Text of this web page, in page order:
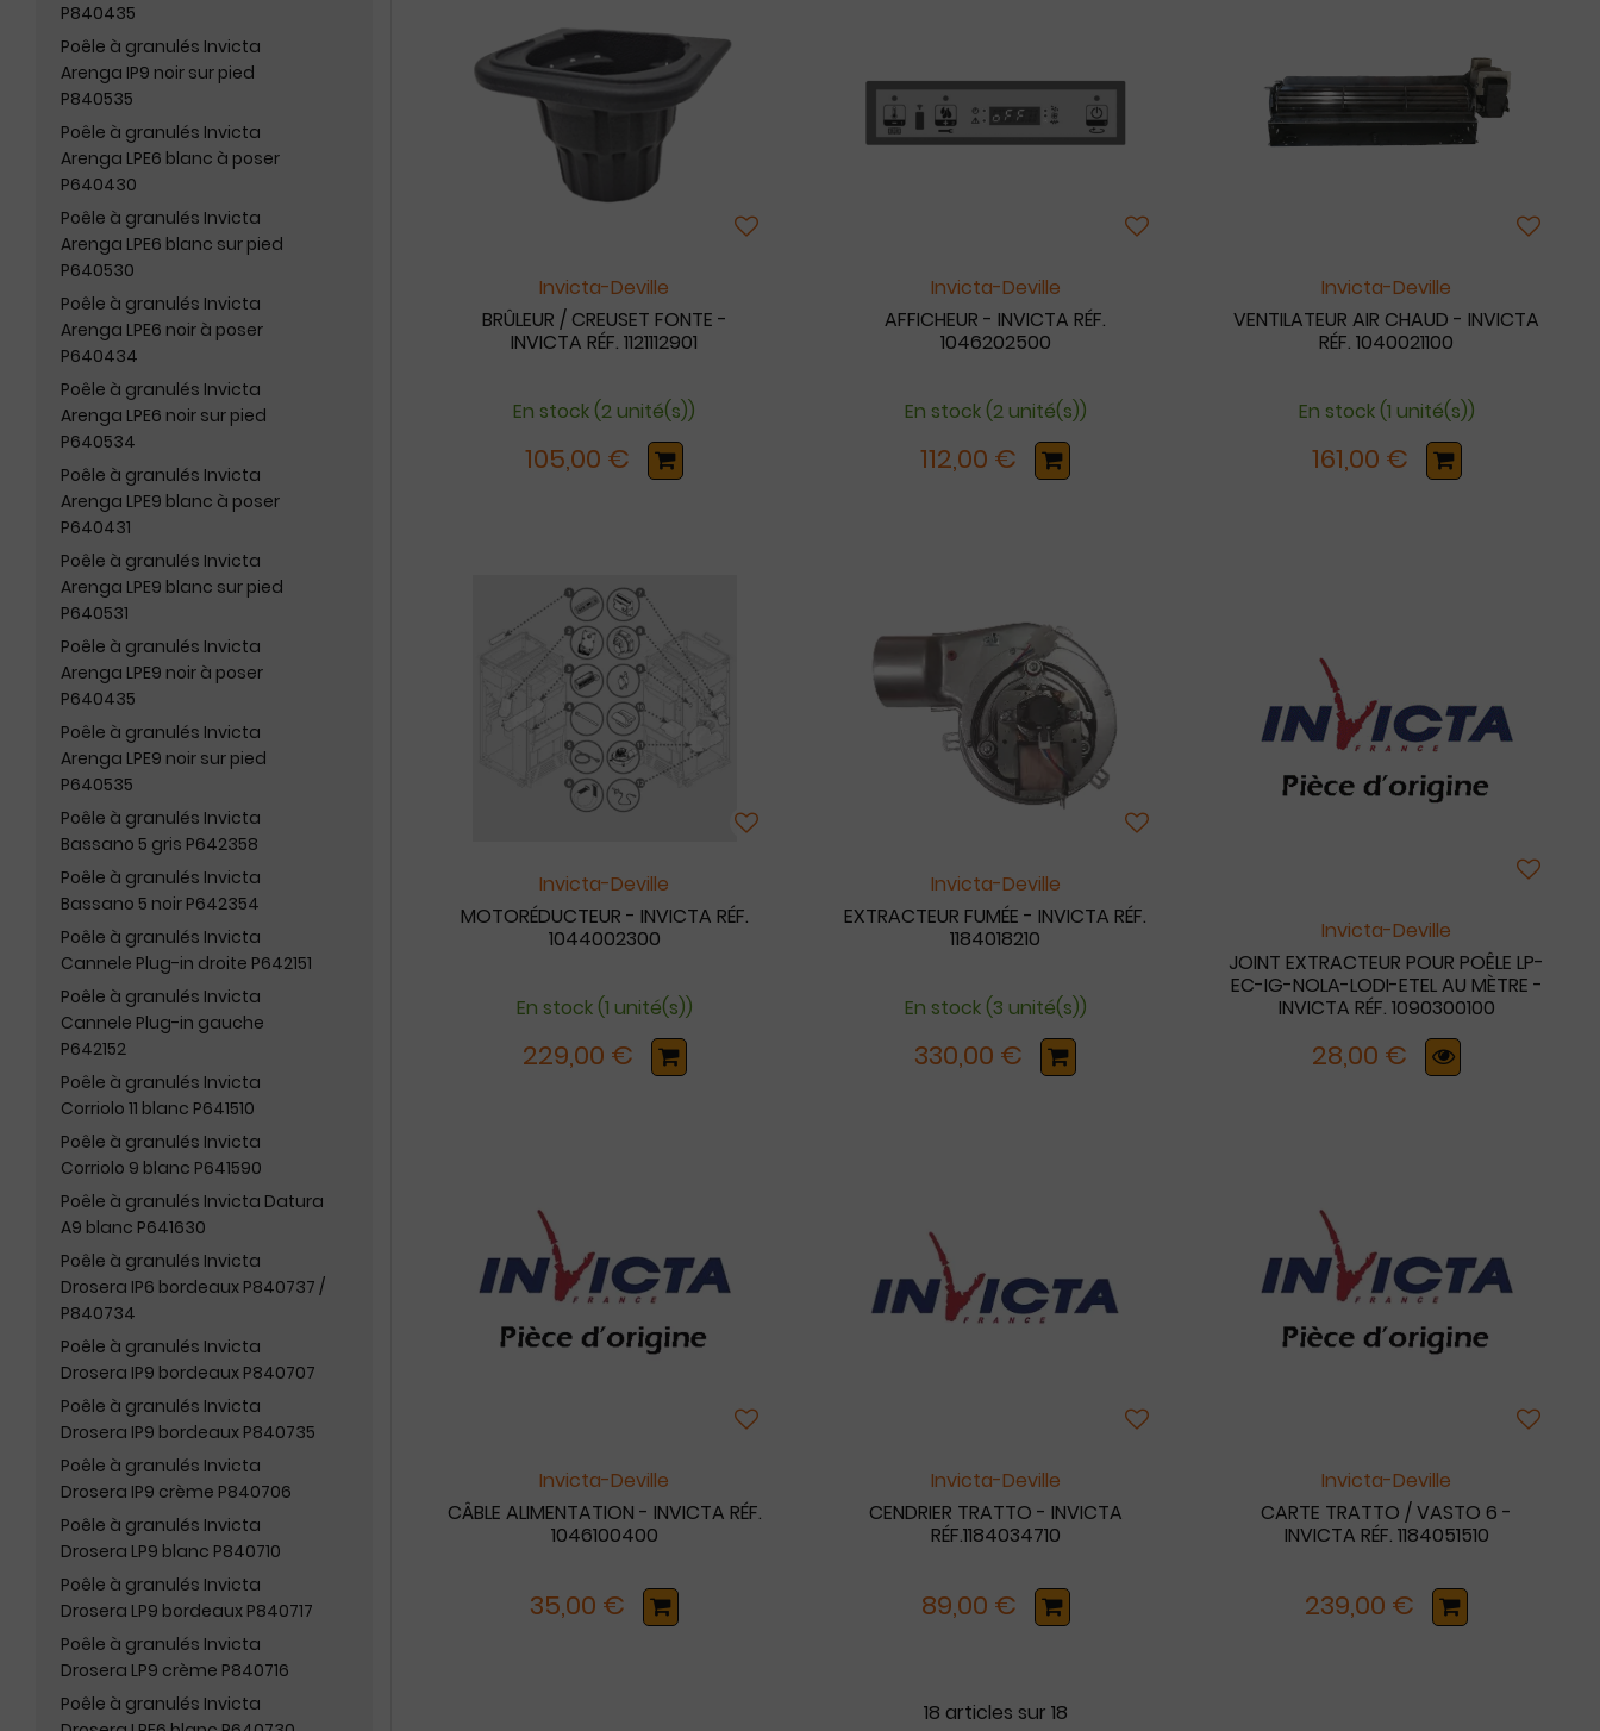
P840435
Poêle à granulés Invicta
Arenga IP9 noir sur pied
P840535
Poêle à granulés Invicta
Arenga LPE6 blanc à poser
P640430
Poêle à granulés Invicta
Arenga LPE6 blanc sur pied
P640530
Poêle à granulés Invicta
Arenga LPE6 noir à poser
P640434
Poêle à granulés Invicta
Arenga LPE6 noir sur pied
P640534
Poêle à granulés Invicta
Arenga LPE9 blanc à poser
P640431
Poêle à granulés Invicta
Arenga LPE9 blanc sur pied
P640531
Poêle à granulés Invicta
Arenga LPE9 noir à poser
P640435
Poêle à granulés Invicta
Arenga LPE9 noir sur pied
P640535
Poêle à granulés Invicta
Bassano 5 gris P642358
Poêle à granulés Invicta
Bassano 5 noir P642354
Poêle à granulés Invicta
Cannele Plug-in droite P642151
Poêle à granulés Invicta
Cannele Plug-in gauche
P642152
Poêle à granulés Invicta
Corriolo 11 blanc P641510
Poêle à granulés Invicta
Corriolo 9 blanc P641590
Poêle à granulés Invicta Datura
A9 blanc P641630
Poêle à granulés Invicta
Drosera IP6 bordeaux P840737 /
P840734
Poêle à granulés Invicta
Drosera IP9 bordeaux P840707
Poêle à granulés Invicta
Drosera IP9 bordeaux P840735
Poêle à granulés Invicta
Drosera IP9 crème P840706
Poêle à granulés Invicta
Drosera LP9 blanc P840710
Poêle à granulés Invicta
Drosera LP9 bordeaux P840717
Poêle à granulés Invicta
Drosera LP9 crème P840716
Poêle à granulés Invicta
Invicta-Deville
BRÛLEUR / CREUSET FONTE -
INVICTA RÉF. 1121112901
En stock (2 unité(s))
105,00 €
Invicta-Deville
AFFICHEUR - INVICTA RÉF.
1046202500
En stock (2 unité(s))
112,00 €
Invicta-Deville
VENTILATEUR AIR CHAUD - INVICTA
RÉF. 1040021100
En stock (1 unité(s))
161,00 €
Invicta-Deville
MOTORÉDUCTEUR - INVICTA RÉF.
1044002300
En stock (1 unité(s))
229,00 €
Invicta-Deville
EXTRACTEUR FUMÉE - INVICTA RÉF.
1184018210
En stock (3 unité(s))
330,00 €
Invicta-Deville
JOINT EXTRACTEUR POUR POÊLE LP-
EC-IG-NOLA-LODI-ETEL AU MÈTRE -
INVICTA RÉF. 1090300100
28,00 €
Invicta-Deville
CÂBLE ALIMENTATION - INVICTA RÉF.
1046100400
35,00 €
Invicta-Deville
CENDRIER TRATTO - INVICTA
RÉF.1184034710
89,00 €
Invicta-Deville
CARTE TRATTO / VASTO 6 -
INVICTA RÉF. 1184051510
239,00 €
18 articles sur 18